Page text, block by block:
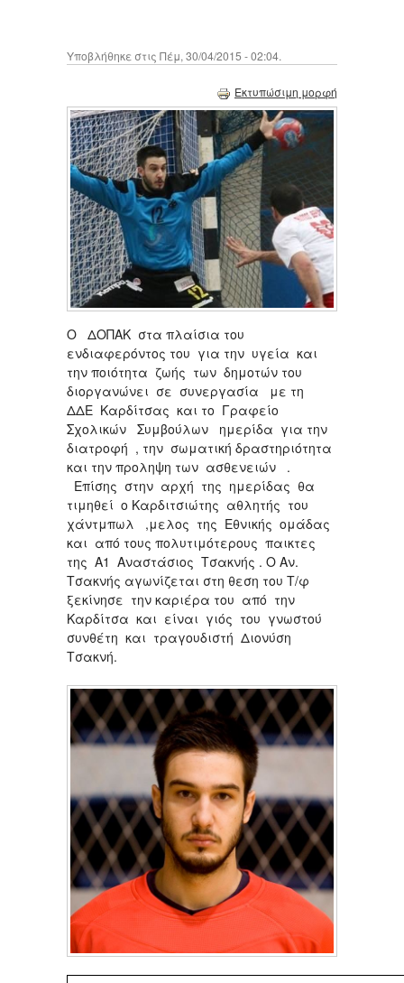
Υποβλήθηκε στις Πέμ, 30/04/2015 - 02:04.
Εκτυπώσιμη μορφή
Ο ΔΟΠΑΚ στα πλαίσια του
ενδιαφερόντος του για την υγεία και
την ποιότητα ζωής των δημοτών του
διοργανώνει σε συνεργασία με τη
ΔΔΕ Καρδίτσας και το Γραφείο
Σχολικών Συμβούλων ημερίδα για την
διατροφή , την σωματική δραστηριότητα
και την προληψη των ασθενειών .
Επίσης στην αρχή της ημερίδας θα
τιμηθεί ο Καρδιτσιώτης αθλητής του
χάντμπωλ ,μελος της Εθνικής ομάδας
και από τους πολυτιμότερους παικτες
της Α1 Αναστάσιος Τσακνής . Ο Αν.
Τσακνής αγωνίζεται στη θεση του Τ/φ
ξεκίνησε την καριέρα του από την
Καρδίτσα και είναι γιός του γνωστού
συνθέτη και τραγουδιστή Διονύση
Τσακνή.